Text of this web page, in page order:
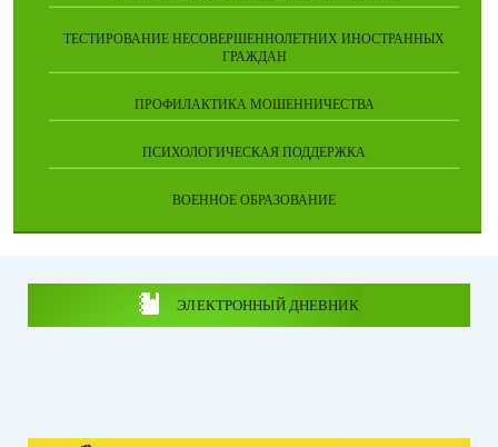
ТЕСТИРОВАНИЕ НЕСОВЕРШЕННОЛЕТНИХ ИНОСТРАННЫХ
ГРАЖДАН
ПРОФИЛАКТИКА МОШЕННИЧЕСТВА
ПСИХОЛОГИЧЕСКАЯ ПОДДЕРЖКА
ВОЕННОЕ ОБРАЗОВАНИЕ
ЭЛЕКТРОННЫЙ ДНЕВНИК